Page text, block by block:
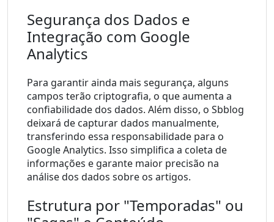
Segurança dos Dados e
Integração com Google
Analytics
Para garantir ainda mais segurança, alguns
campos terão criptografia, o que aumenta a
confiabilidade dos dados. Além disso, o Sbblog
deixará de capturar dados manualmente,
transferindo essa responsabilidade para o
Google Analytics. Isso simplifica a coleta de
informações e garante maior precisão na
análise dos dados sobre os artigos.
Estrutura por "Temporadas" ou